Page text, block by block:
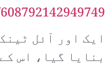
ایک اور آئل
بنایا گیا، اس